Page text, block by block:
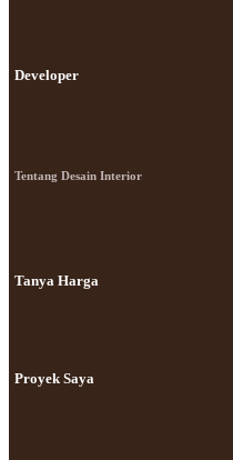
Developer
Tentang Desain Interior
Tanya Harga
Proyek Saya